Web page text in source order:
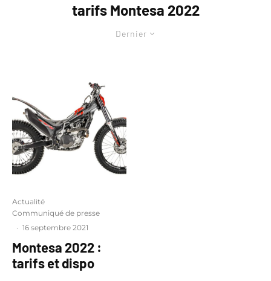
tarifs Montesa 2022
Dernier
Actualité
Communiqué de presse
· 16 septembre 2021
Montesa 2022 :
tarifs et dispo